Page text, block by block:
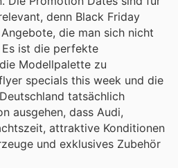
denn Black Friday
die man sich nicht
ist die perfekte
Modellpalette zu
specials this week und die
tatsächlich
ausgehen, dass Audi,
attraktive Konditionen
und exklusives Zubehör